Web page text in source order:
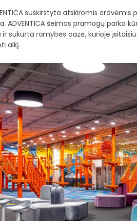
suskirstyta atskiromis
ADVENTICA šeimos pramogų parko
ir sukurta ramybės oazė, kurioje
alkį.